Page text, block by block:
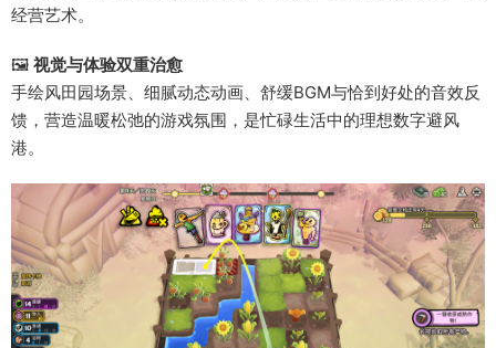
经营艺术。
🖼️ 视觉与体验双重治愈
手绘风田园场景、细腻动态动画、舒缓BGM与恰到好处的音效反
馈，营造温暖松弛的游戏氛围，是忙碌生活中的理想数字避风
港。